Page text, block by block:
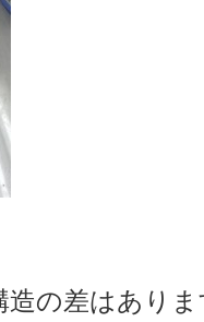
造の差はあり